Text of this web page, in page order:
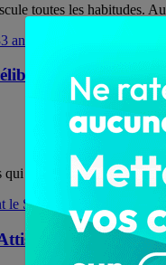
toutes les habitudes.
à 33 ans,
s’en rendent compte
devant le